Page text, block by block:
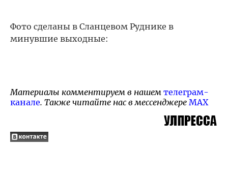
Фото сделаны в Сланцевом Руднике в
минувшие выходные:
Материалы комментируем в нашем телеграм-
канале. Также читайте нас в мессенджере MAX